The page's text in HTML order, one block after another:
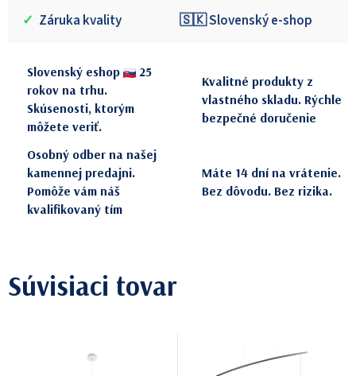
✓ Záruka kvality 🇸🇰 Slovenský e-shop
Slovenský eshop
25
rokov na trhu.
Skúsenosti, ktorým
môžete veriť.
Kvalitné produkty z
vlastného skladu. Rýchle
bezpečné doručenie
Osobný odber na našej
kamennej predajni.
Pomôže vám náš
kvalifikovaný tím
Máte 14 dní na vrátenie.
Bez dôvodu. Bez rizika.
Súvisiaci tovar